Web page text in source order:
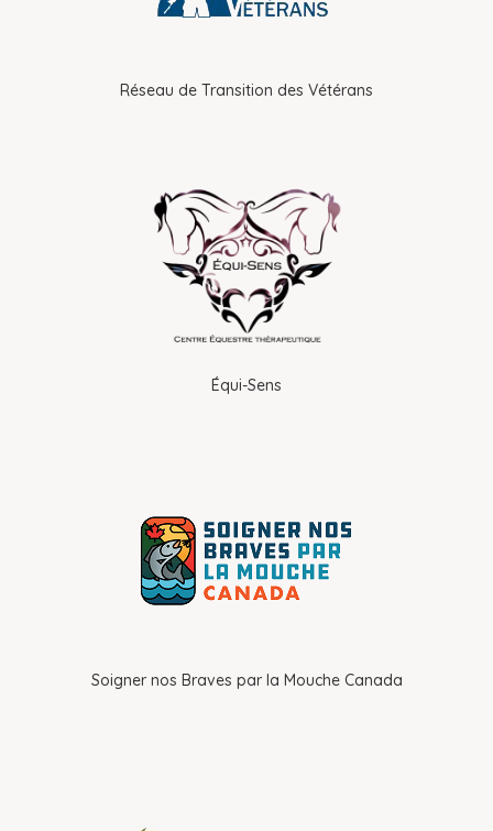
Réseau de Transition des Vétérans
Équi-Sens
Soigner nos Braves par la Mouche Canada